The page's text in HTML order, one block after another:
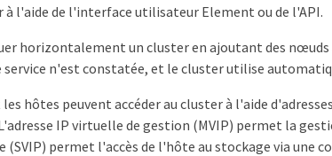
à l'aide de l'interface utilisateur Element ou de l'API.
horizontalement un cluster en ajoutant des
n'est constatée, et le cluster utilise
hôtes peuvent accéder au cluster à l'aide
IP virtuelle de gestion (MVIP) permet la
(SVIP) permet l'accès de l'hôte au stockage via une